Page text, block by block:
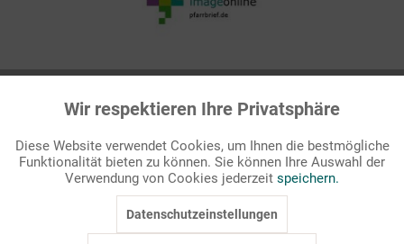
Passende Stichworte
Bibel, NT
zuerst Ihr Produktformat aus.
z.B. Farbe-Grafik, Schwarz-Weiß-Grafik, mit/ohne Text ...
Funktionale Aktiv
Marketing Inaktiv
Wir respektieren Ihre Privatsphäre
Diese Website verwendet Cookies, um Ihnen die bestmögliche
Funktionalität bieten zu können. Sie können Ihre Auswahl der
Verwendung von Cookies jederzeit speichern.
Datenschutzeinstellungen